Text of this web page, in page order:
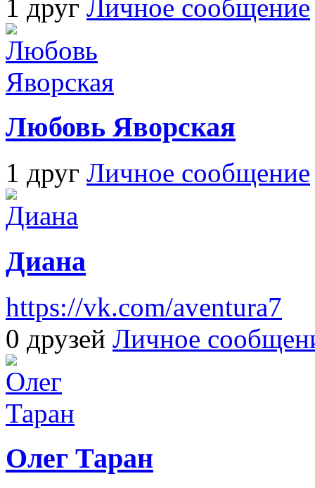
1 друг Личное сообщение
Любовь Яворская
1 друг Личное сообщение
Диана
https://vk.com/aventura7
0 друзей Личное
Олег Таран